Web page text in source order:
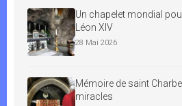
Un chapelet mondial
Léon XIV
28 Mai 2026
Mémoire de saint
miracles